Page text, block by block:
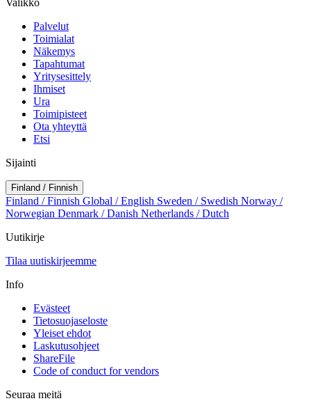
Valikko
Palvelut
Toimialat
Näkemys
Tapahtumat
Yritysesittely
Ihmiset
Ura
Toimipisteet
Ota yhteyttä
Etsi
Sijainti
Finland / Finnish
Finland / Finnish Global / English Sweden / Swedish Norway /
Norwegian Denmark / Danish Netherlands / Dutch
Uutikirje
Tilaa uutiskirjeemme
Info
Evästeet
Tietosuojaseloste
Yleiset ehdot
Laskutusohjeet
ShareFile
Code of conduct for vendors
Seuraa meitä